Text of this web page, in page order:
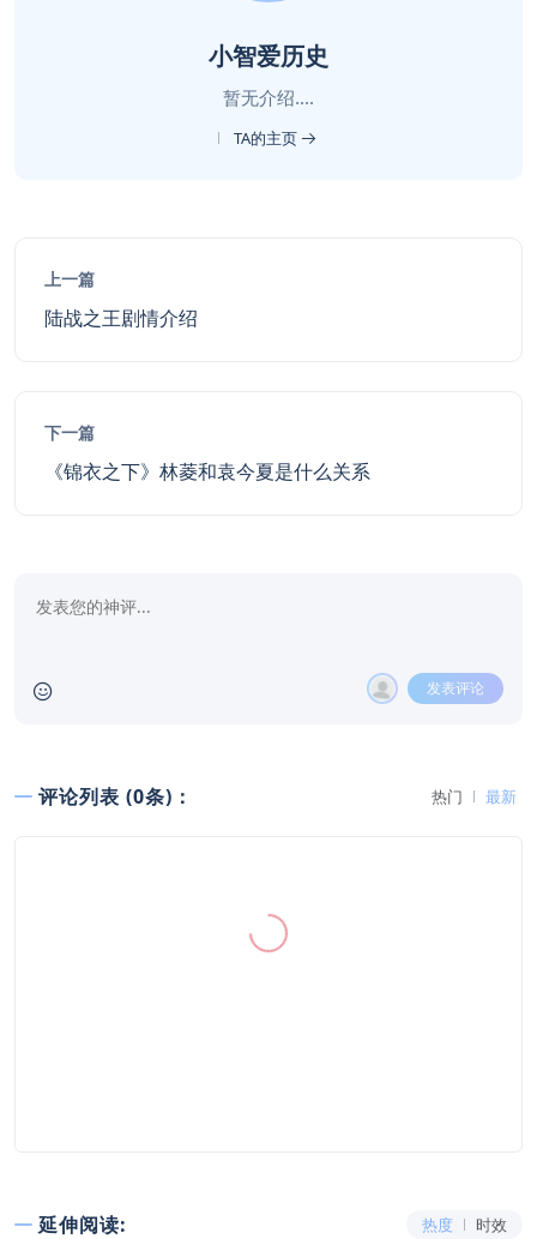
小智爱历史
暂无介绍....
TA的主页
上一篇
陆战之王剧情介绍
下一篇
《锦衣之下》林菱和袁今夏是什么关系
发表评论
评论列表 (0条)： 热门 最新
延伸阅读: 热度 时效